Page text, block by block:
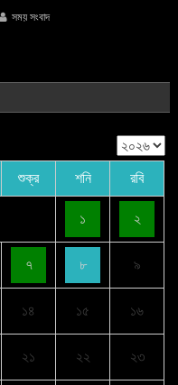
সময় সংবাদ
শুক্র শনি রবি
১ ২
৭ ৮ ৯
১৪ ১৫ ১৬
২১ ২২ ২৩